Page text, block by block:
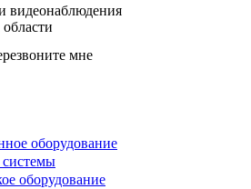
видеонаблюдения
мне
оборудование
оборудование